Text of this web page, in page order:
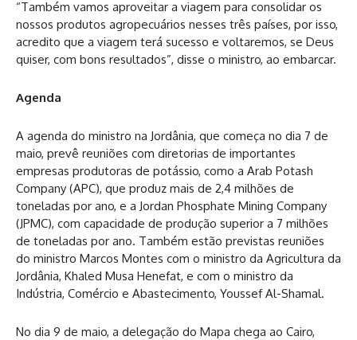
“Também vamos aproveitar a viagem para consolidar os
nossos produtos agropecuários nesses três países, por isso,
acredito que a viagem terá sucesso e voltaremos, se Deus
quiser, com bons resultados”, disse o ministro, ao embarcar.
Agenda
A agenda do ministro na Jordânia, que começa no dia 7 de
maio, prevê reuniões com diretorias de importantes
empresas produtoras de potássio, como a Arab Potash
Company (APC), que produz mais de 2,4 milhões de
toneladas por ano, e a Jordan Phosphate Mining Company
(JPMC), com capacidade de produção superior a 7 milhões
de toneladas por ano. Também estão previstas reuniões
do ministro Marcos Montes com o ministro da Agricultura da
Jordânia, Khaled Musa Henefat, e com o ministro da
Indústria, Comércio e Abastecimento, Youssef Al-Shamal.
No dia 9 de maio, a delegação do Mapa chega ao Cairo,